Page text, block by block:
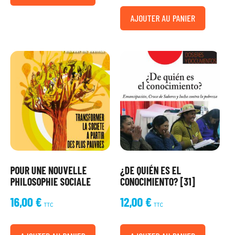
AJOUTER AU PANIER
POUR UNE NOUVELLE
PHILOSOPHIE SOCIALE
16,00€ TTC
¿DE QUIÉN ES EL
CONOCIMIENTO? [31]
12,00€ TTC